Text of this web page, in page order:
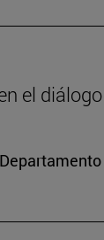
el diálogo